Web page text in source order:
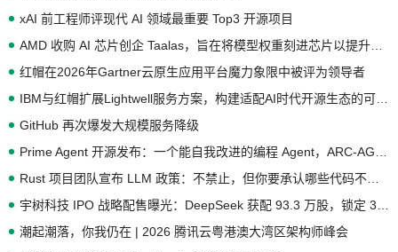
xAI 前工程师评现代 AI 领域最重要 Top3 开源项目
红帽在2026年Gartner云原生应用平台魔力象限中被评为领导者
GitHub 再次爆发大规模服务降级
潮起潮落，你我仍在 | 2026 腾讯云粤港澳大湾区架构师峰会